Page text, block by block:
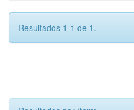
Resultados 1-1 de 1.